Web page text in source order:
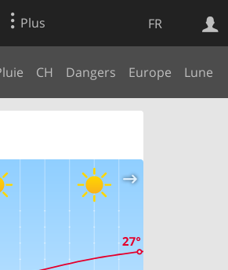
FR
Plus
CH Dangers Europe Lune
Web